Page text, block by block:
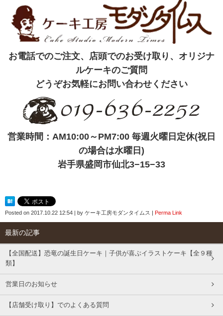
お電話でのご注文、店頭でのお受け取り、オリジナ
ルケーキのご質問
どうぞお気軽にお問い合わせください
営業時間：AM10:00～PM7:00 毎週火曜日定休(祝日
の場合は水曜日)
岩手県盛岡市仙北3−15−33
Posted on 2017.10.22 12:54 | by ケーキ工房モダンタイムス | Perma Link
最新の記事
【全国配送】恐竜の誕生日ケーキ｜子供が喜ぶイラストケーキ【全９種
類】
営業日のお知らせ
【店舗受け取り】でのよくある質問